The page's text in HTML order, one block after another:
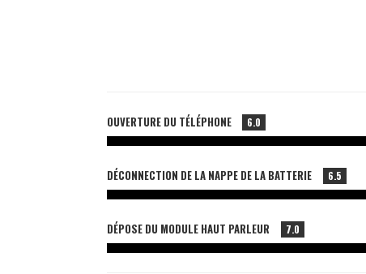
OUVERTURE DU TÉLÉPHONE 6.0
DÉCONNECTION DE LA NAPPE DE LA BATTERIE 6.5
DÉPOSE DU MODULE HAUT PARLEUR 7.0